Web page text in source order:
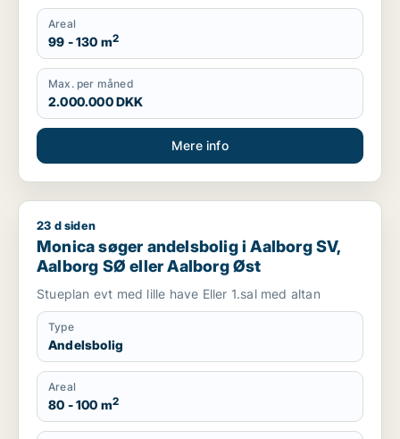
Areal
99 - 130 m2
Max. per måned
2.000.000 DKK
Mere info
Monica søger andelsbolig i Aalborg SV, Aalborg SØ eller
23 d siden
Monica søger andelsbolig i Aalborg SV,
Aalborg SØ eller Aalborg Øst
Stueplan evt med lille have Eller 1.sal med altan
Type
Andelsbolig
Areal
80 - 100 m2